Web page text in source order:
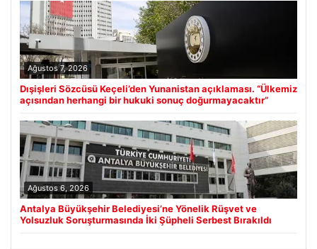
Ağustos 7, 2026
Dışişleri Sözcüsü Keçeli’den Yunanistan açıklaması. “Ülkemiz
açısından herhangi bir hukuki sonuç doğurmayacaktır”
Ağustos 6, 2026
Antalya Büyükşehir Belediyesi’ne Yönelik Rüşvet ve
Yolsuzluk Soruşturmasında İki Şüpheli Serbest Bırakıldı